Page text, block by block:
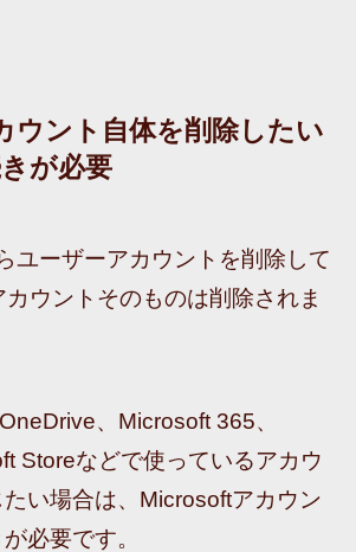
ウント自体を削除したい
が必要
ユーザーアカウントを削除して
ウントそのものは削除されま
、Microsoft 365、
Storeなどで使っているアカウ
い場合は、Microsoftアカウン
必要です。